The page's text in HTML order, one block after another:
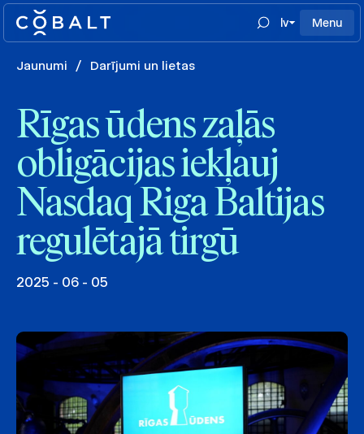
lv Menu
Jaunumi / Darījumi un lietas
Rīgas ūdens zaļās
obligācijas iekļauj
Nasdaq Riga Baltijas
regulētajā tirgū
2025 - 06 - 05